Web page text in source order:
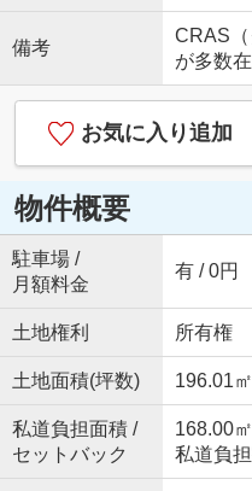
備考
CRAS（
が多数在
お気に入り追加
物件概要
駐車場 /
月額料金
有 / 0円
土地権利 所有権
土地面積(坪数) 196.01
私道負担面積 /
セットバック
168.00
私道負